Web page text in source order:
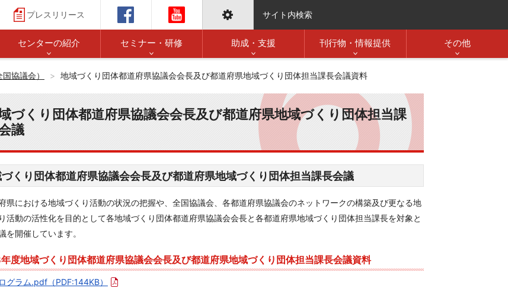
プレスリリース サイト内検索
センターの紹介 セミナー・研修 助成・支援 刊行物・情報提供 その他
協議会） 地域づくり団体都道府県協議会会長及び都道府県地域づくり団体担当課長会議資料
づくり団体都道府県協議会会長及び都道府県地域づくり団体担当課
議
くり団体都道府県協議会会長及び都道府県地域づくり団体担当課長会議
県における地域づくり活動の状況の把握や、全国協議会、各都道府県協議会のネットワークの構築及び更なる地
活動の活性化を目的として各地域づくり団体都道府県協議会会長と各都道府県地域づくり団体担当課長を対象と
を開催しています。
度地域づくり団体都道府県協議会会長及び都道府県地域づくり団体担当課長会議資料
グラム.pdf（PDF:144KB）